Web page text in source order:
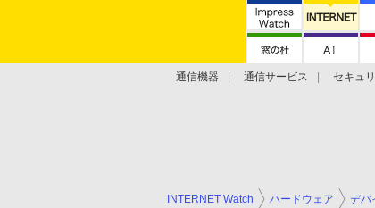
通信機器 通信サービス セキュ
INTERNET Watch ハードウェア デバ